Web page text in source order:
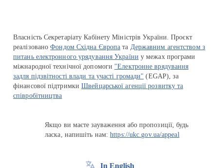
Власність Секретаріату Кабінету Міністрів України. Проєкт
реалізованоФондом Східна Європа та Державним агентством з
питань електронного урядування України у межах програми
міжнародної технічної допомоги "Електронне врядування
задля підзвітності влади та участі громади" (EGAP), за
фінансової підтримкиШвейцарської агенції розвитку та
співробітництва
Якщо ви маєте зауваження або пропозиції, будь
ласка, напишіть нам:https://ukc.gov.ua/appeal
In English